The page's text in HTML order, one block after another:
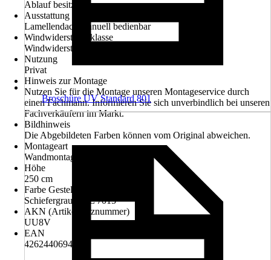
Ablauf besitzen.
Ausstattung
Lamellendach manuell bedienbar
Windwiderstandsklasse
Windwiderstandsklasse 2
Nutzung
Privat
Hinweis zur Montage
Nutzen Sie für die Montage unseren Montageservice durch
einen Fachmann. Informieren Sie sich unverbindlich bei unseren
Fachverkäufern im Markt.
Bildhinweis
Die Abgebildeten Farben können vom Original abweichen.
Montageart
Wandmontage
Höhe
250 cm
Farbe Gestell
Schiefergrau RAL 7015
AKN (Artikelkurznummer)
UU8V
EAN
4262440694164
Broschüre UV Standard 801